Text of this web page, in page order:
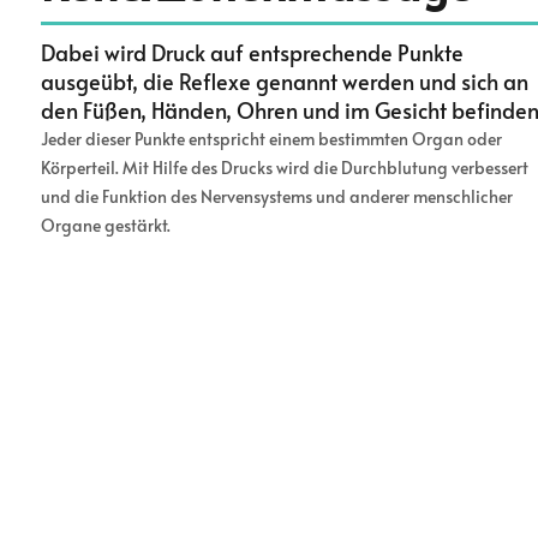
Dabei wird Druck auf entsprechende Punkte
ausgeübt, die Reflexe genannt werden und sich an
den Füßen, Händen, Ohren und im Gesicht
Jeder dieser Punkte entspricht einem bestimmten Organ oder
Körperteil. Mit Hilfe des Drucks wird die Durchblutung verbessert
und die Funktion des Nervensystems und anderer menschlicher
Organe gestärkt.